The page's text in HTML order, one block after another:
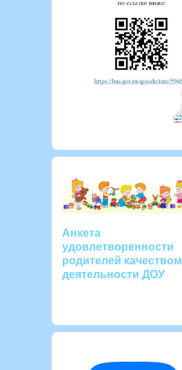
Анкета
удовлетворенности
родителей качеством
деятельности ДОУ